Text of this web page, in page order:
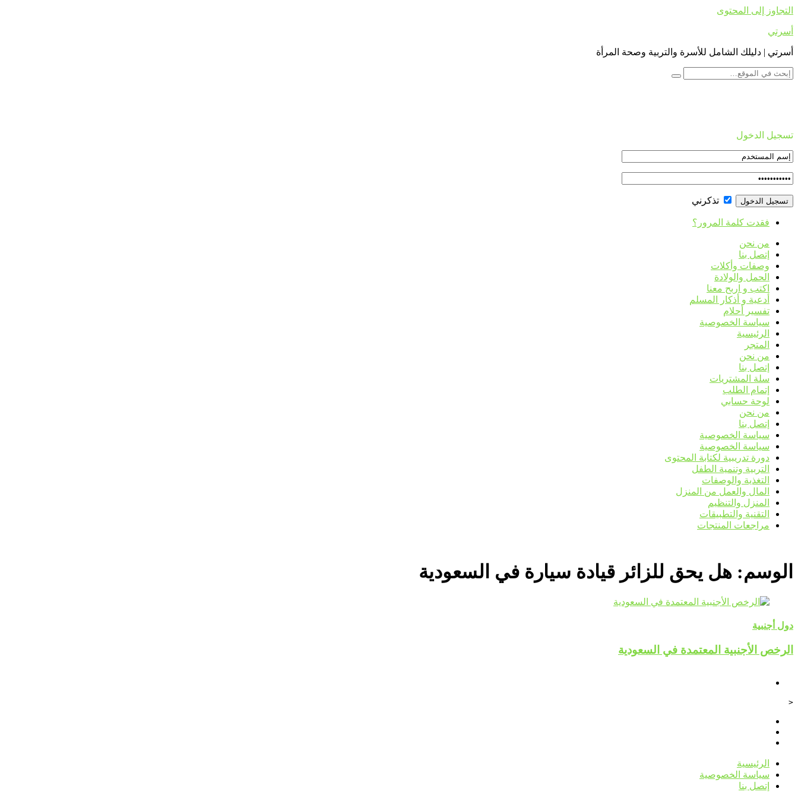
التجاوز إلى المحتوى
أسرتي
أسرتي | دليلك الشامل للأسرة والتربية وصحة المرأة
تسجيل الدخول
تذكرني
فقدت كلمة المرور؟
من نحن
إتصل بنا
وصفات وأكلات
الحمل والولادة
اكتب و اربح معنا
أدعية و أذكار المسلم
تفسير أحلام
سياسة الخصوصية
الرئيسية
المتجر
من نحن
إتصل بنا
سلة المشتريات
إتمام الطلب
لوحة حسابي
من نحن
إتصل بنا
سياسة الخصوصية
سياسة الخصوصية
دورة تدريبية لكتابة المحتوى
التربية وتنمية الطفل
التغذية والوصفات
المال والعمل من المنزل
المنزل والتنظيم
التقنية والتطبيقات
مراجعات المنتجات
الوسم: هل يحق للزائر قيادة سيارة في السعودية
دول أجنبية
الرخص الأجنبية المعتمدة في السعودية
<
الرئيسية
سياسة الخصوصية
إتصل بنا